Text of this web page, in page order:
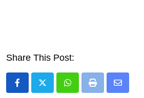
Share This Post:
WhatsappPrint
Share